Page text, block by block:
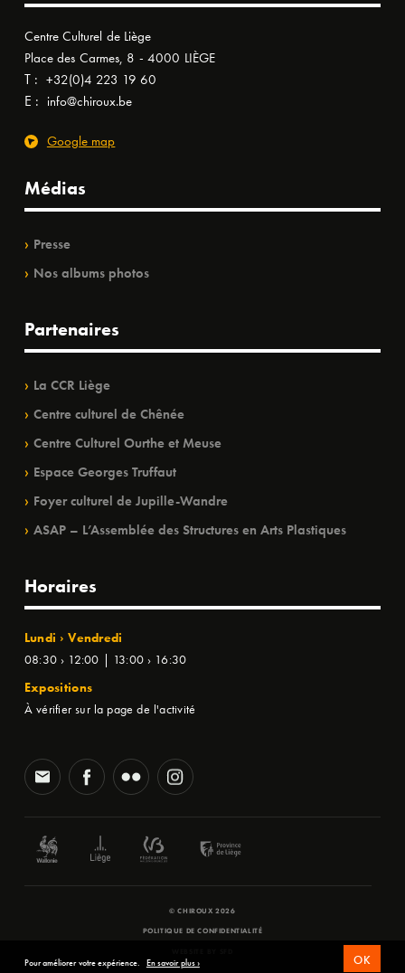
Centre Culturel de Liège
Place des Carmes, 8 - 4000 LIÈGE
T : +32(0)4 223 19 60
E : info@chiroux.be
Google map
Médias
Presse
Nos albums photos
Partenaires
La CCR Liège
Centre culturel de Chênée
Centre Culturel Ourthe et Meuse
Espace Georges Truffaut
Foyer culturel de Jupille-Wandre
ASAP – L’Assemblée des Structures en Arts Plastiques
Horaires
Lundi › Vendredi
08:30 › 12:00 | 13:00 › 16:30
Expositions
À vérifier sur la page de l'activité
© CHIROUX 2026
POLITIQUE DE CONFIDENTIALITÉ
Pour améliorer votre expérience. En savoir plus › OK